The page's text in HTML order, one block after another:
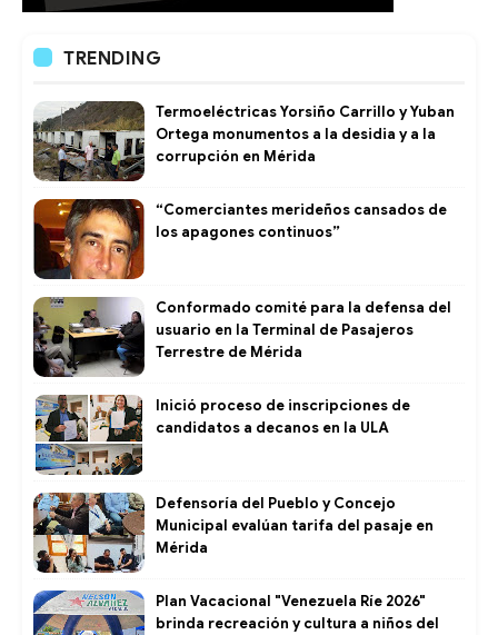
TRENDING
Termoeléctricas Yorsiño Carrillo y Yuban
Ortega monumentos a la desidia y a la
corrupción en Mérida
“Comerciantes merideños cansados de
los apagones continuos”
Conformado comité para la defensa del
usuario en la Terminal de Pasajeros
Terrestre de Mérida
Inició proceso de inscripciones de
candidatos a decanos en la ULA
Defensoría del Pueblo y Concejo
Municipal evalúan tarifa del pasaje en
Mérida
Plan Vacacional "Venezuela Ríe 2026"
brinda recreación y cultura a niños del